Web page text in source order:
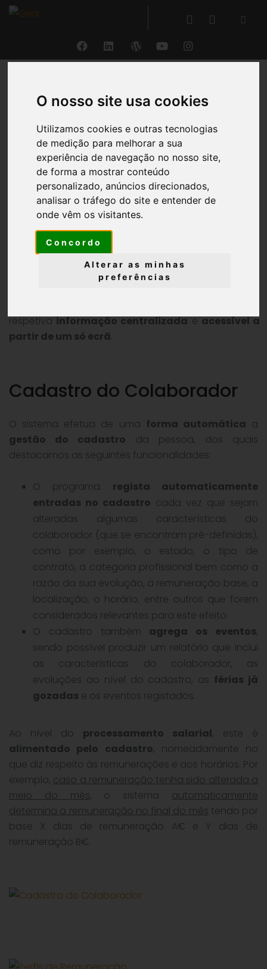
O nosso site usa cookies
Utilizamos cookies e outras tecnologias
de medição para melhorar a sua
experiência de navegação no nosso site,
de forma a mostrar conteúdo
personalizado, anúncios direcionados,
analisar o tráfego do site e entender de
onde vêm os visitantes.
Concordo
Alterar as minhas
preferências
VOLTAR
Colaboradores
Com o GERIR ®é possível consultar e alterar as
diversas realidades associadas ao colaborador,
desde agestão dos seus dados pessoais,contratos
de trabalho,horários e local de trabalho
na carreira,eventos
permitindo aindasimular e registar ordenados
entre outras funcionalidades.
respetivainformação centralizadaeacessível a
partir de um só ecrã
Cadastro do Colaborador
O sistema efetua de uma forma automática a
gestão do cadastro da pessoa, dos quais
destacamos as seguintes funcionalidades:
O programa regista automaticamente
entradas no cadastro cada vez que sejam
alteradas algumas características do
colaborador (que se encontram pré-definidas),
como por exemplo, o estado, o tipo de
contrato, a categoria profissional bem como a
razão da sua evolução, a remuneração base, a
localização, o horário, entre outros que forem
considerados relevantes para este efeito
O cadastro também agrega os eventos,
sendo possível produzir um relatório que inclui
as características do colaborador, as
evoluções ao nível do cadastro, as férias já
gozadas e os eventos registados.
Ao nível do processamento salarial, este é
alimentado pelo cadastro, nomeadamente no
que diz respeito às remunerações e aos horários. Por
exemplo, caso a remuneração tenha sido alterada a
meio do mês, o sistema automaticamente
determina a remuneração no final do mês tendo por
base X dias de remuneração A€ e Y dias de
remuneração B€.